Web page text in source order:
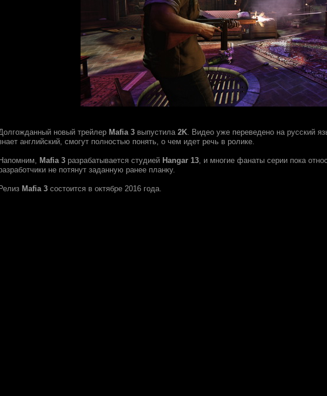
новый трейлер Mafia 3 выпустила 2K. Видео уже переведено на русский
английский, смогут полностью понять, о чем идет речь в ролике.
Напомним, Mafia 3 разрабатывается студией Hangar 13, и многие фанаты серии пока
не потянут заданную ранее планку.
Релиз Mafia 3 состоится в октябре 2016 года.